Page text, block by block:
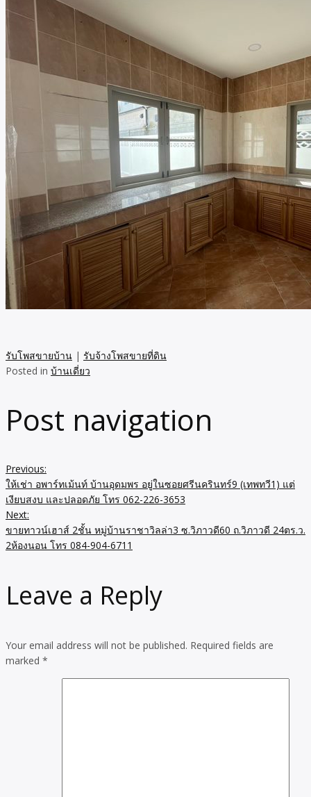
รับโพสขายบ้าน | รับจ้างโพสขายที่ดิน
Posted in บ้านเดี่ยว
Post navigation
Previous:
ให้เช่า อพาร์ทเม้นท์ บ้านอุดมพร อยู่ในซอยศรีนครินทร์9 (เทพทวี1) แต่
เงียบสงบ และปลอดภัย โทร 062-226-3653
Next:
ขายทาวน์เฮาส์ 2ชั้น หมู่บ้านราชาวิลล่า3 ซ.วิภาวดี60 ถ.วิภาวดี 24ตร.ว.
2ห้องนอน โทร 084-904-6711
Leave a Reply
Your email address will not be published. Required fields are
marked *